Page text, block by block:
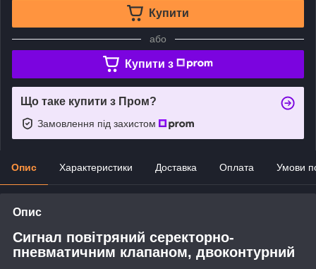
Купити
або
Купити з
Що таке купити з Пром?
Замовлення під захистом
Опис Характеристики Доставка Оплата Умови
Опис
Сигнал повітряний серекторно-
пневматичним клапаном, двоконтурний